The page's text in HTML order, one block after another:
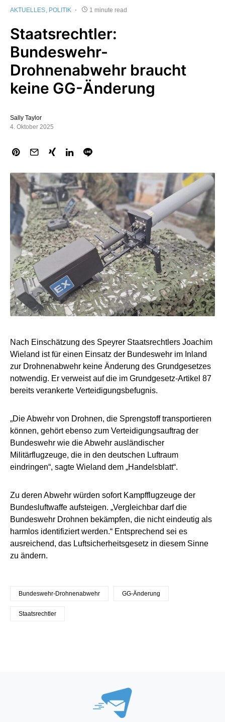
AKTUELLES POLITIK 1 minute read
Staatsrechtler:
Bundeswehr-
Drohnenabwehr braucht
keine GG-Änderung
Sally Taylor
4. Oktober 2025
Nach Einschätzung des Speyrer Staatsrechtlers Joachim
Wieland ist für einen Einsatz der Bundeswehr im Inland
zur Drohnenabwehr keine Änderung des Grundgesetzes
notwendig. Er verweist auf die im Grundgesetz-Artikel 87
bereits verankerte Verteidigungsbefugnis.
„Die Abwehr von Drohnen, die Sprengstoff transportieren
können, gehört ebenso zum Verteidigungsauftrag der
Bundeswehr wie die Abwehr ausländischer
Militärflugzeuge, die in den deutschen Luftraum
eindringen“, sagte Wieland dem „Handelsblatt“.
Zu deren Abwehr würden sofort Kampfflugzeuge der
Bundesluftwaffe aufsteigen. „Vergleichbar darf die
Bundeswehr Drohnen bekämpfen, die nicht eindeutig als
harmlos identifiziert werden.“ Entsprechend sei es
ausreichend, das Luftsicherheitsgesetz in diesem Sinne
zu ändern.
Bundeswehr-Drohnenabwehr GG-Änderung
Staatsrechtler